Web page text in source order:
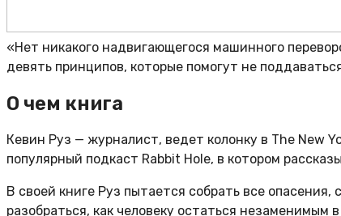
«Нет никакого надвигающегося машинного
девять принципов, которые помогут не
О чем книга
Кевин Руз — журналист, ведет колонку в The New
популярный подкаст Rabbit Hole, в котором
В своей книге Руз пытается собрать все
разобраться, как человеку остаться незаменимым